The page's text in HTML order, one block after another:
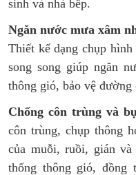
sinh và nhà bếp.
Ngăn nước mưa xâm
Thiết kế dạng chụp
song song giúp ngăn
thông gió, bảo vệ
Chống côn trùng và
côn trùng, chụp thông
của muỗi, ruồi, gián
thống thông gió, đồng